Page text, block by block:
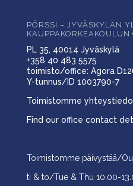
PÖRSSI – JYVÄSKYLÄN
KAUPPAKORKEAKOULUN
PL 35, 40014 Jyväskylä
+358 40 483 5575
toimisto/office: Agora
Y-tunnus/ID 1003790-7
Toimistomme
Find our office contact
Toimistomme päivystää/
ti & to/Tue & Thu 10.00-